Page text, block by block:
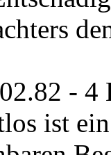
- 4
ist ein